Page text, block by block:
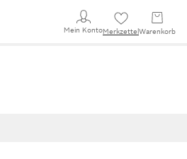
Mein KontoMerkzettel Warenkorb